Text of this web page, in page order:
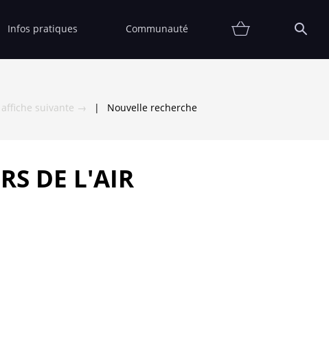
Infos pratiques
Affiche
Etat
Promotions
Contact
FAQ
Communauté
Collectionneur
Vendu
Thématiques
Partenaires
Vendre
affiche suivante → | Nouvelle recherche
DE L'AIR